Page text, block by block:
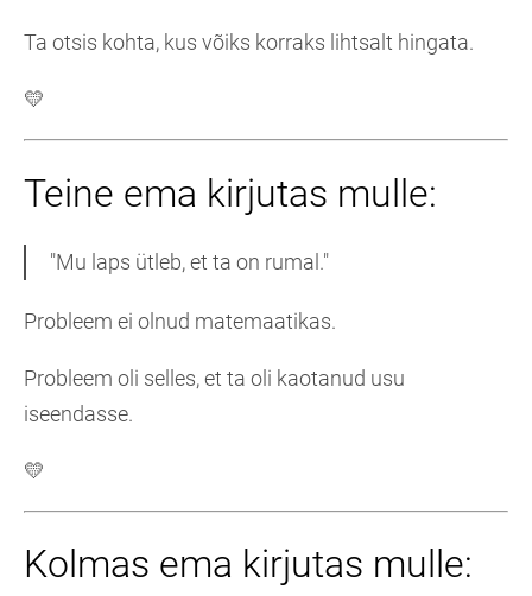
Ta otsis kohta, kus võiks korraks lihtsalt hingata.
💛
Teine ema kirjutas mulle:
"Mu laps ütleb, et ta on rumal."
Probleem ei olnud matemaatikas.
Probleem oli selles, et ta oli kaotanud usu
iseendasse.
💛
Kolmas ema kirjutas mulle: